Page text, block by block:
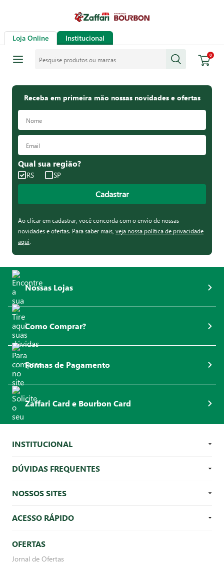
Loja Online Institucional
0
Receba em primeira mão nossas novidades e ofertas
Qual sua região?
RS SP
Cadastrar
Ao clicar em cadastrar, você concorda com o envio de nossas
novidades e ofertas. Para saber mais, veja nossa política de privacidade
aqui.
Nossas Lojas
Como Comprar?
Formas de Pagamento
Zaffari Card e Bourbon Card
INSTITUCIONAL
DÚVIDAS FREQUENTES
NOSSOS SITES
ACESSO RÁPIDO
OFERTAS
Jornal de Ofertas